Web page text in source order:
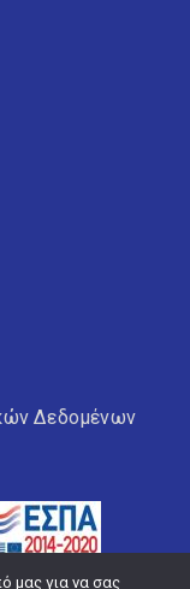
Δεδομένων
μας για να σας